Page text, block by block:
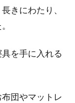
きにわたり、
を手に入れる
団やマットレ